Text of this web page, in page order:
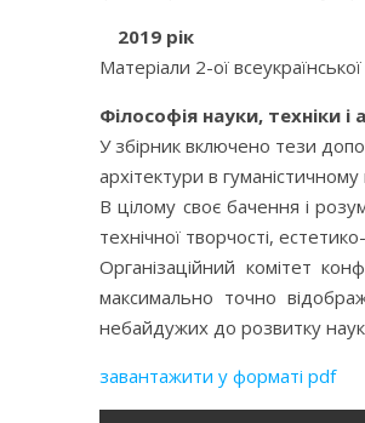
2019 рік
Матеріали 2-ої
Філософія науки, техніки і
У збірник включено тези
архітектури в
В цілому своє бачення і
технічної творчості,
Організаційний комітет
максимально точно
небайдужих до розвитку
завантажити у форматі pdf